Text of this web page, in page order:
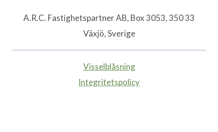
A.R.C. Fastighetspartner AB, Box 3053, 350 33
Växjö, Sverige
Visselblåsning
Integritetspolicy